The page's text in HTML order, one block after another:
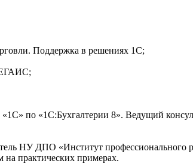
Поддержка в решениях 1С;
ЕГАИС;
по «1С:Бухгалтерии 8». Ведущий
НУ ДПО «Институт профессионального
практических примерах.